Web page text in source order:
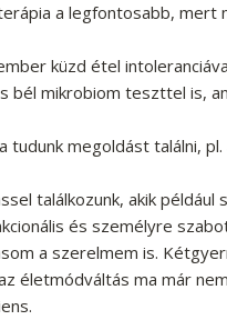
a legfontosabb,
küzd étel
mikrobiom teszttel is,
megoldást találni,
találkozunk, akik
és személyre
a szerelmem is.
életmódváltás ma már